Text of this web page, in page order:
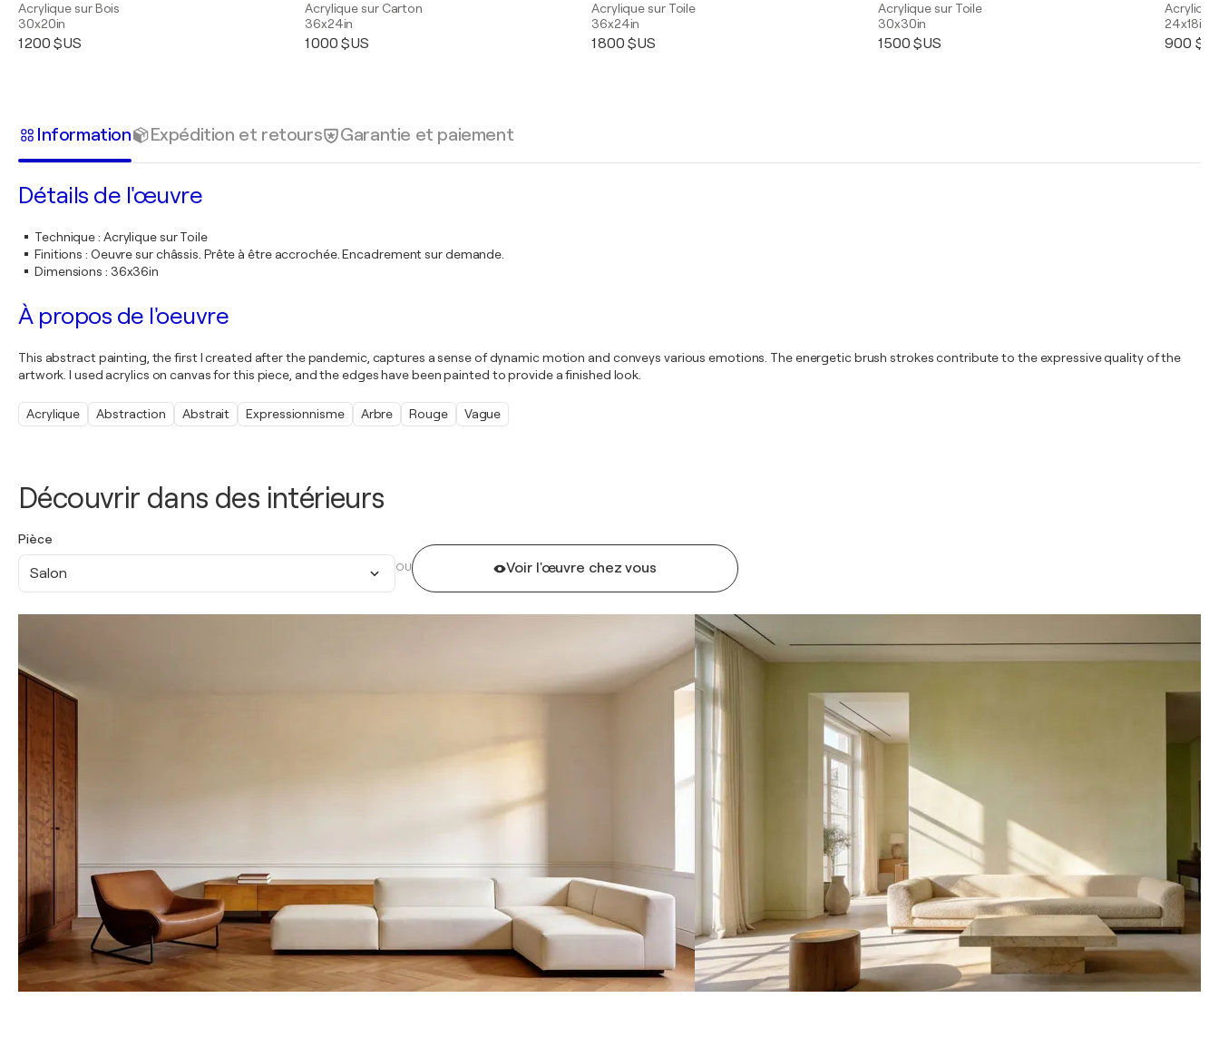
Découvrir dans des intérieurs
Pièce
Salon OU Voir l'œuvre chez vous
Acrylique sur Bois
30x20in
1 200 $US
Acrylique sur Carton
36x24in
1 000 $US
Acrylique sur Toile
36x24in
1 800 $US
Acrylique sur Toile
30x30in
1 500 $US
24x18in
900
Information Expédition et retours Garantie et paiement
Détails de l'œuvre
Technique: Acrylique sur Toile
Finitions : Oeuvre sur châssis. Prête à être accrochée. Encadrement sur demande.
Dimensions : 36x36in
À propos de l'oeuvre
This abstract painting, the first I created after the pandemic, captures a sense of dynamic motion and conveys various emotions. The energetic brush strokes contribute to the expressive quality of the
artwork. I used acrylics on canvas for this piece, and the edges have been painted to provide a finished look.
Acrylique Abstraction Abstrait Expressionnisme Arbre Rouge Vague